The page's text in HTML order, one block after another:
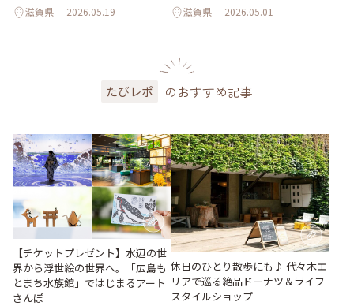
滋賀県 2026.05.19 滋賀県 2026.05.01
たびレポ のおすすめ記事
【チケットプレゼント】水辺の世
界から浮世絵の世界へ。「広島も
とまち水族館」ではじまるアート
さんぽ
休日のひとり散歩にも♪ 代々木エ
リアで巡る絶品ドーナツ＆ライフ
スタイルショップ